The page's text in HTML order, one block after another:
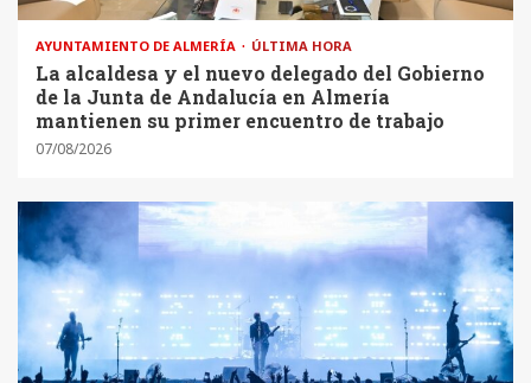
AYUNTAMIENTO DE ALMERÍA ÚLTIMA HORA
La alcaldesa y el nuevo delegado del Gobierno
de la Junta de Andalucía en Almería
mantienen su primer encuentro de trabajo
07/08/2026